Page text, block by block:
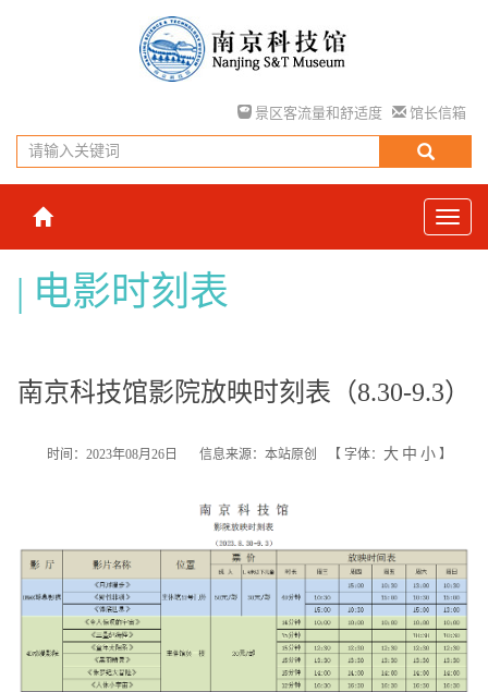
景区客流量和舒适度 馆长信箱
电影时刻表
南京科技馆影院放映时刻表（8.30-9.3）
时间：2023年08月26日 信息来源：本站原创 【 字体： 大 中 小 】